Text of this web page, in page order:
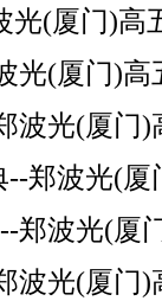
光(厦门)高
光(厦门)
波光(厦门
郑波光(
郑波光(厦
波光(厦门